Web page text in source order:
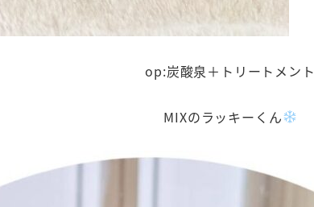
op:炭酸泉＋トリートメント
MIXのラッキーくん